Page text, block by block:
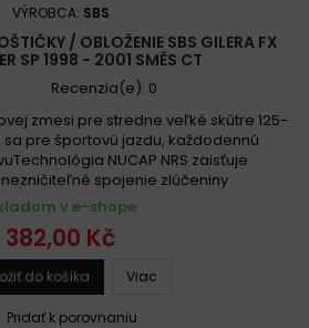
2008 - 2011
ST 2005 - 2011
4 T 2001 -
4T (Grimeca cal.) 2001 - 2009
4T (Hengtong cal.) 2001 - 2009
VÝROBCA: SBS
/ OBLOŽENIE SBS GILERA FX
SP 1998 - 2001 SMĚS CT
Recenzia(e): 0
zmesi pre stredne veľké skútre 125-
pre športovú jazdu, každodennú
NUCAP NRS zaisťuje
spojenie zlúčeniny
v e-shope
382,00 Kč
do košíka Viac
Pridať k porovnaniu